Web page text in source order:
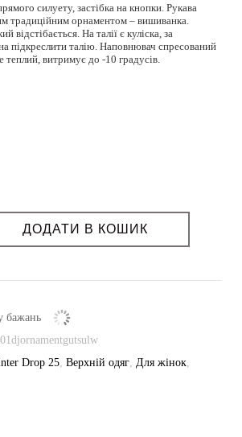
силуету, застібка на кнопки. Рукава
традиційним орнаментом – вишиванка.
відстібається. На талії є куліска, за
підкреслити талію. Наповнювач спресований
теплий, витримує до -10 градусів.
з мембраною, не промокає.
50% поліестер.
пух.
ДОДАТИ В КОШИК
бажань
Drop 25 Верхній одяг Для жінок